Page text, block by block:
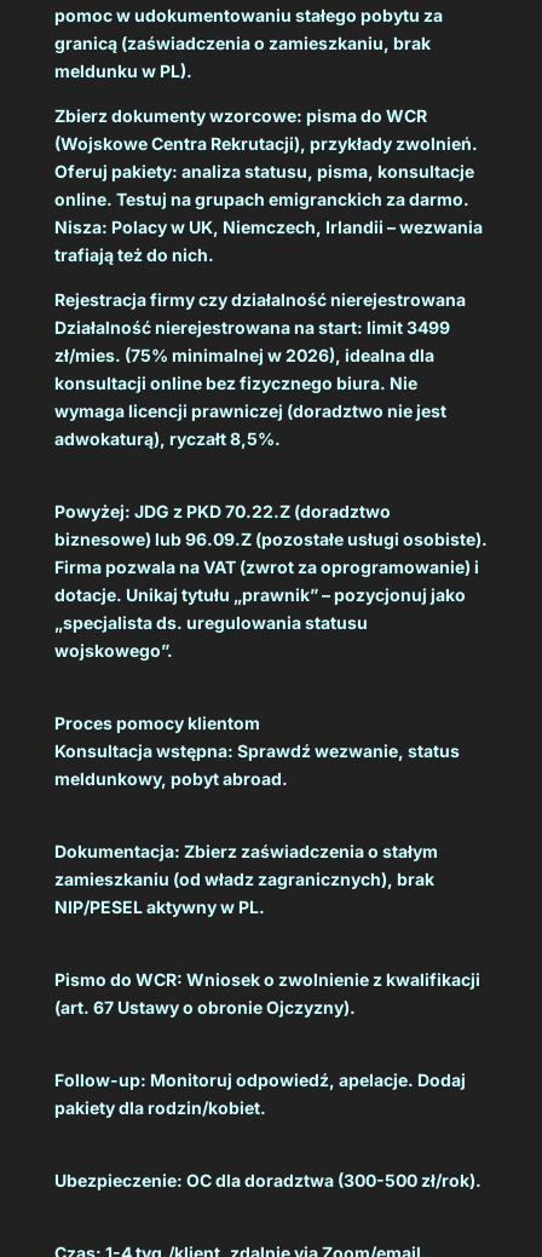
pomoc w udokumentowaniu stałego pobytu za
granicą (zaświadczenia o zamieszkaniu, brak
meldunku w PL).
Zbierz dokumenty wzorcowe: pisma do WCR
(Wojskowe Centra Rekrutacji), przykłady zwolnień.
Oferuj pakiety: analiza statusu, pisma, konsultacje
online. Testuj na grupach emigranckich za darmo.
Nisza: Polacy w UK, Niemczech, Irlandii – wezwania
trafiają też do nich.
Rejestracja firmy czy działalność nierejestrowana
Działalność nierejestrowana na start: limit 3499
zł/mies. (75% minimalnej w 2026), idealna dla
konsultacji online bez fizycznego biura. Nie
wymaga licencji prawniczej (doradztwo nie jest
adwokaturą), ryczałt 8,5%.
Powyżej: JDG z PKD 70.22.Z (doradztwo
biznesowe) lub 96.09.Z (pozostałe usługi osobiste).
Firma pozwala na VAT (zwrot za oprogramowanie) i
dotacje. Unikaj tytułu „prawnik” – pozycjonuj jako
„specjalista ds. uregulowania statusu
wojskowego”.
Proces pomocy klientom
Konsultacja wstępna: Sprawdź wezwanie, status
meldunkowy, pobyt abroad.
Dokumentacja: Zbierz zaświadczenia o stałym
zamieszkaniu (od władz zagranicznych), brak
NIP/PESEL aktywny w PL.
Pismo do WCR: Wniosek o zwolnienie z kwalifikacji
(art. 67 Ustawy o obronie Ojczyzny).
Follow-up: Monitoruj odpowiedź, apelacje. Dodaj
pakiety dla rodzin/kobiet.
Ubezpieczenie: OC dla doradztwa (300-500 zł/rok).